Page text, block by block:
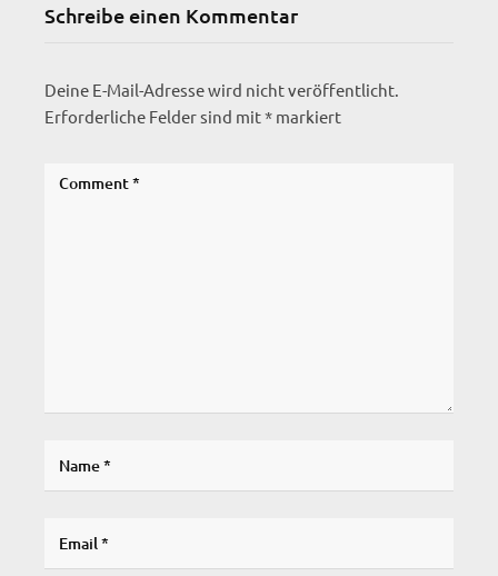
Schreibe einen Kommentar
Deine E-Mail-Adresse wird nicht veröffentlicht.
Erforderliche Felder sind mit* markiert